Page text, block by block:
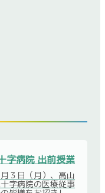
字病院 出前授業
月３日（月）、高山
字病院の医療従事